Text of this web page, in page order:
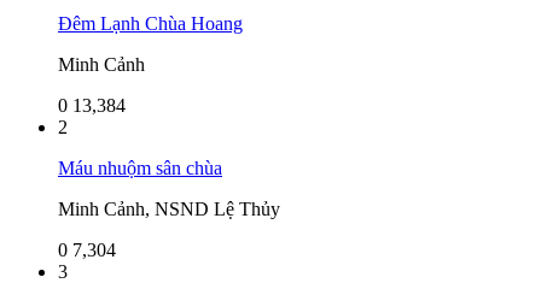
Đêm Lạnh Chùa Hoang
Minh Cảnh
0 13,384
2
Máu nhuộm sân chùa
Minh Cảnh, NSND Lệ Thủy
0 7,304
3